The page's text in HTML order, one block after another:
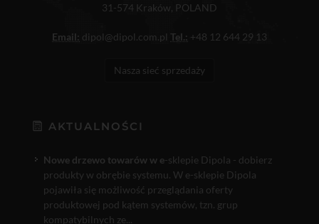
31-574 Kraków, POLAND
Email: dipol@dipol.com.pl Tel.: +48 12 644 29 13
Nasza sieć sprzedaży
AKTUALNOŚCI
Nowe drzewo towarów w e-sklepie Dipola - dobierz
produkty w obrębie systemu. W e-sklepie Dipola
pojawiła się możliwość przeglądania oferty
produktowej pod kątem systemów, tzn. grup
kompatybilnych ze...